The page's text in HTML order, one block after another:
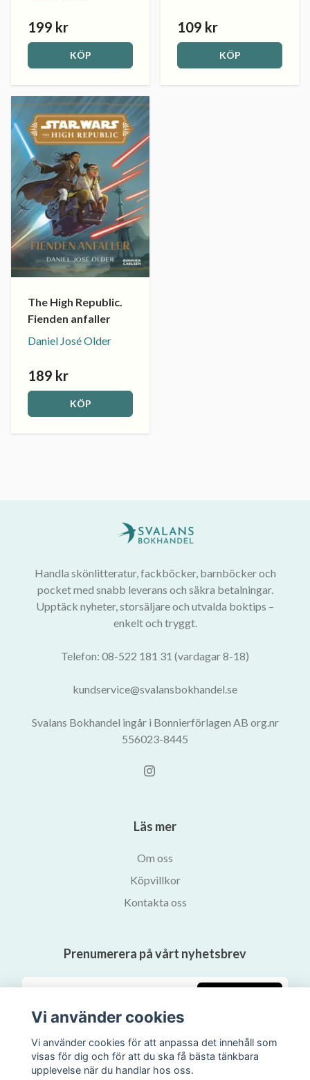
199 kr
KÖP
109 kr
KÖP
The High Republic.
Fienden anfaller
Daniel José Older
189 kr
KÖP
Handla skönlitteratur, fackböcker, barnböcker och
pocket med snabb leverans och säkra betalningar.
Upptäck nyheter, storsäljare och utvalda boktips –
enkelt och tryggt.
Telefon: 08-522 181 31 (vardagar 8-18)
kundservice@svalansbokhandel.se
Svalans Bokhandel ingår i Bonnierförlagen AB org.nr
556023-8445
Läs mer
Om oss
Köpvillkor
Kontakta oss
Prenumerera på vårt nyhetsbrev
Vi använder cookies
Vi använder cookies för att anpassa det innehåll som
visas för dig och för att du ska få bästa tänkbara
upplevelse när du handlar hos oss.